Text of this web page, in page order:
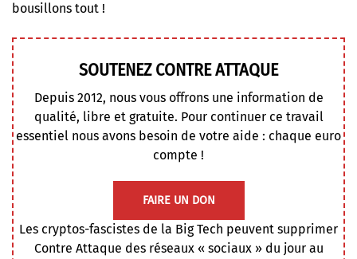
bousillons tout !
SOUTENEZ CONTRE ATTAQUE
Depuis 2012, nous vous offrons une information de
qualité, libre et gratuite. Pour continuer ce travail
essentiel nous avons besoin de votre aide : chaque euro
compte !
FAIRE UN DON
Les cryptos-fascistes de la Big Tech peuvent supprimer
Contre Attaque des réseaux « sociaux » du jour au